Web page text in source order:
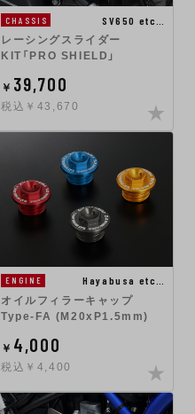
CHASSIS
SV650 etc…
レーシングスライダー
KIT「PRO SHIELD」
￥ 39,700
税込￥43,670
ENGINE
Hayabusa etc…
オイルフィラーキャップ
Type-FA (M20xP1.5mm)
￥ 4,000
税込￥4,400